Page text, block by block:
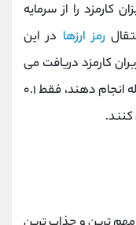
را از سرمایه
رمز ارزها در این
کارمزد دریافت می
شود. کاربران زمانی که می خواهند معامله انجام دهند، فقط ۰.۱
کنند.